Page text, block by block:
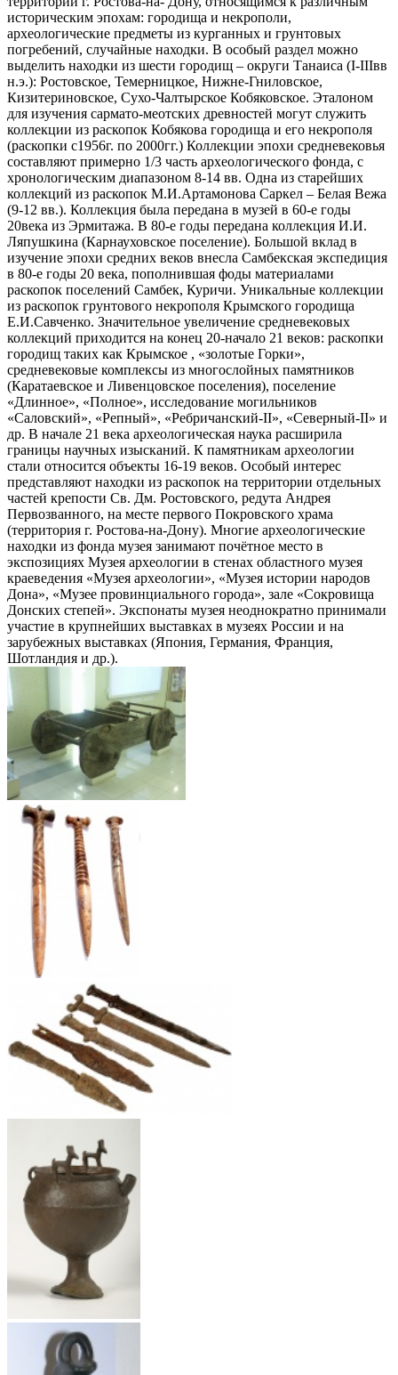
историческим эпохам: городища и некрополи,
археологические предметы из курганных и грунтовых
погребений, случайные находки. В особый раздел можно
выделить находки из шести городищ – округи Танаиса (I-IIIвв
н.э.): Ростовское, Темерницкое, Нижне-Гниловское,
Кизитериновское, Сухо-Чалтырское Кобяковское. Эталоном
для изучения сармато-меотских древностей могут служить
коллекции из раскопок Кобякова городища и его некрополя
(раскопки с1956г. по 2000гг.) Коллекции эпохи средневековья
составляют примерно 1/3 часть археологического фонда, с
хронологическим диапазоном 8-14 вв. Одна из старейших
коллекций из раскопок М.И.Артамонова Саркел – Белая Вежа
(9-12 вв.). Коллекция была передана в музей в 60-е годы
20века из Эрмитажа. В 80-е годы передана коллекция И.И.
Ляпушкина (Карнауховское поселение). Большой вклад в
изучение эпохи средних веков внесла Самбекская экспедиция
в 80-е годы 20 века, пополнившая фоды материалами
раскопок поселений Самбек, Куричи. Уникальные коллекции
из раскопок грунтового некрополя Крымского городища
Е.И.Савченко. Значительное увеличение средневековых
коллекций приходится на конец 20-начало 21 веков: раскопки
городищ таких как Крымское , «золотые Горки»,
средневековые комплексы из многослойных памятников
(Каратаевское и Ливенцовское поселения), поселение
«Длинное», «Полное», исследование могильников
«Саловский», «Репный», «Ребричанский-II», «Северный-II» и
др. В начале 21 века археологическая наука расширила
границы научных изысканий. К памятникам археологии
стали относится объекты 16-19 веков. Особый интерес
представляют находки из раскопок на территории отдельных
частей крепости Св. Дм. Ростовского, редута Андрея
Первозванного, на месте первого Покровского храма
(территория г. Ростова-на-Дону). Многие археологические
находки из фонда музея занимают почётное место в
экспозициях Музея археологии в стенах областного музея
краеведения «Музея археологии», «Музея истории народов
Дона», «Музее провинциального города», зале «Сокровища
Донских степей». Экспонаты музея неоднократно принимали
участие в крупнейших выставках в музеях России и на
зарубежных выставках (Япония, Германия, Франция,
Шотландия и др.).